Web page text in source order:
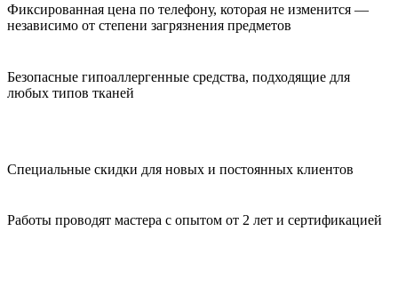
Фиксированная цена по телефону, которая не изменится —
независимо от степени загрязнения предметов
Безопасные гипоаллергенные средства, подходящие для
любых типов тканей
Специальные скидки для новых и постоянных клиентов
Работы проводят мастера с опытом от 2 лет и сертификацией